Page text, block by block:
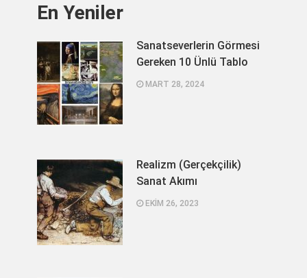
En Yeniler
Sanatseverlerin Görmesi
Gereken 10 Ünlü Tablo
MART 28, 2024
Realizm (Gerçekçilik)
Sanat Akımı
EKIM 26, 2023